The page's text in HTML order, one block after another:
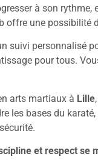
à son
une possibilité
suivi personnalisé
pour tous.
arts martiaux à Lille
les bases du
et respect